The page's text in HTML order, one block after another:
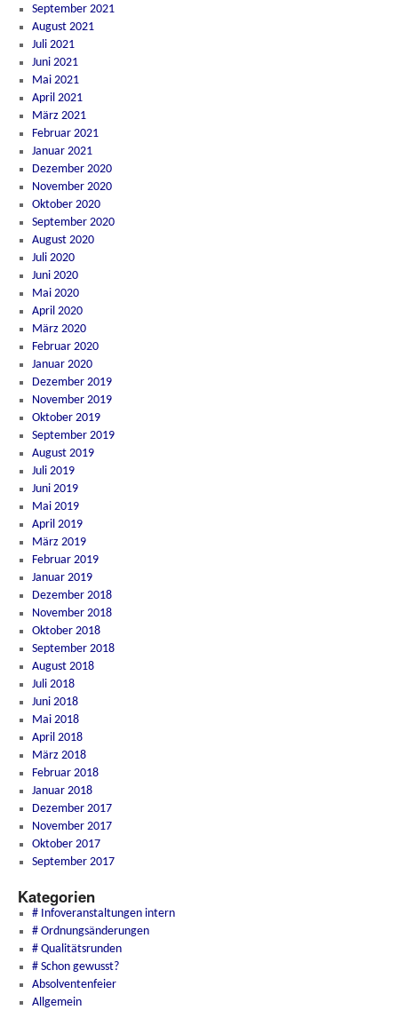
September 2021
August 2021
Juli 2021
Juni 2021
Mai 2021
April 2021
März 2021
Februar 2021
Januar 2021
Dezember 2020
November 2020
Oktober 2020
September 2020
August 2020
Juli 2020
Juni 2020
Mai 2020
April 2020
März 2020
Februar 2020
Januar 2020
Dezember 2019
November 2019
Oktober 2019
September 2019
August 2019
Juli 2019
Juni 2019
Mai 2019
April 2019
März 2019
Februar 2019
Januar 2019
Dezember 2018
November 2018
Oktober 2018
September 2018
August 2018
Juli 2018
Juni 2018
Mai 2018
April 2018
März 2018
Februar 2018
Januar 2018
Dezember 2017
November 2017
Oktober 2017
September 2017
Kategorien
# Infoveranstaltungen intern
# Ordnungsänderungen
# Qualitätsrunden
# Schon gewusst?
Absolventenfeier
Allgemein